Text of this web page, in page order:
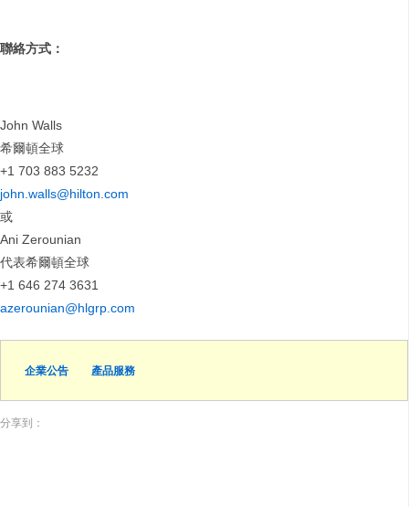
聯絡方式：
John Walls
希爾頓全球
+1 703 883 5232
john.walls@hilton.com
或
Ani Zerounian
代表希爾頓全球
+1 646 274 3631
azerounian@hlgrp.com
企業公告 產品服務
分享到：